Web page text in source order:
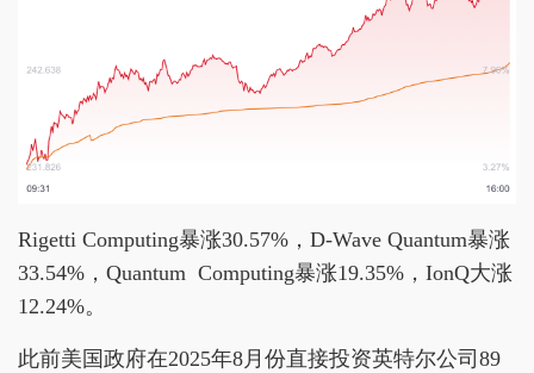
Rigetti Computing暴涨30.57%，D-Wave Quantum暴涨
33.54%，Quantum Computing暴涨19.35%，IonQ大涨
12.24%。
此前美国政府在2025年8月份直接投资英特尔公司89